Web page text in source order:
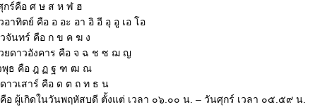
กร์คือ ศ ษ ส ห ฬ ฮ
าทิตย์ คือ อ อะ อา อิ อี อุ อู เอ โอ
จันทร์ คือ ก ข ค ฆ ง
ยดาวอังคาร คือ จ ฉ ช ซ ฌ ญ
พุธ คือ ฎ ฏ ฐ ฑ ฒ ณ
าวเสาร์ คือ ด ต ถ ท ธ น
ผู้เกิดในวันพฤหัสบดี ตั้งแต่ เวลา ๐๖.๐๐ น. – วันศุกร์ เวลา ๐๕.๕๙ น.